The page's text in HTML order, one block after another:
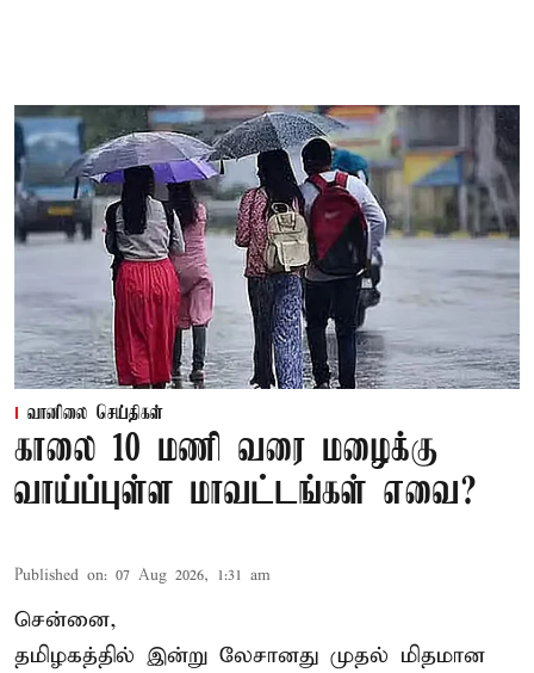
வானிலை செய்திகள்
காலை 10 மணி வரை மழைக்கு
வாய்ப்புள்ள மாவட்டங்கள் எவை?
Published on: 07 Aug 2026, 1:31 am
சென்னை,
தமிழகத்தில் இன்று லேசானது முதல் மிதமான